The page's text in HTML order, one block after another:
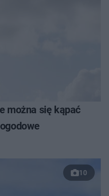
można się kąpać
10